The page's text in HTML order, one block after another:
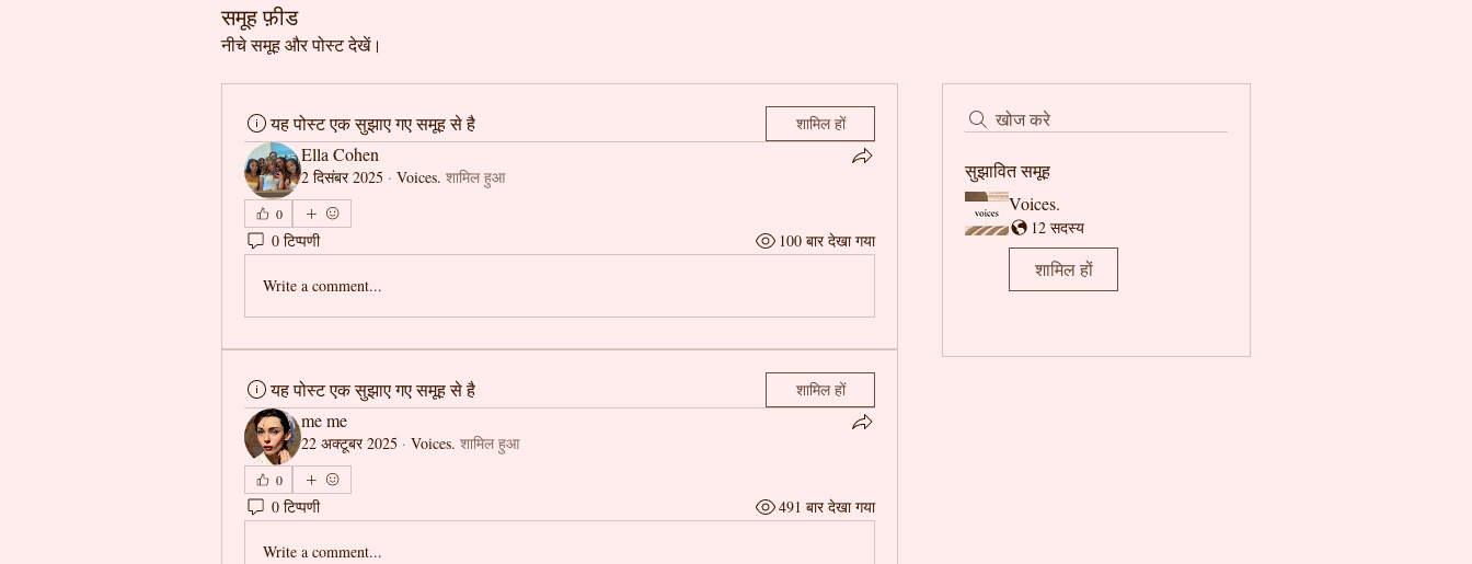
समूह फ़ीड
नीचे समूह और पोस्ट देखें।
खोज करे
सुझावित समूह
Voices.
12 सदस्य
शामिल हों
यह पोस्ट एक सुझाए गए समूह से है शामिल हों
Ella Cohen
2 दिसंबर 2025 · Voices. शामिल हुआ
0
0 टिप्पणी 100 बार देखा गया
Write a comment...
यह पोस्ट एक सुझाए गए समूह से है शामिल हों
me me
22 अक्टूबर 2025 · Voices. शामिल हुआ
0
0 टिप्पणी 491 बार देखा गया
Write a comment...